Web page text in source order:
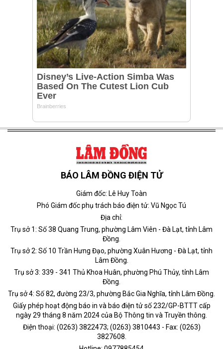
BÁO LÂM ĐỒNG ĐIỆN TỬ
Giám đốc: Lê Huy Toàn
Phó Giám đốc phụ trách báo điện tử: Vũ Ngọc Tú
Địa chỉ:
Trụ sở 1: Số 38 Quang Trung, phường Lâm Viên - Đà Lạt, tỉnh Lâm
Đồng.
Trụ sở 2: Số 10 Trần Hưng Đạo, phường Xuân Hương - Đà Lạt, tỉnh
Lâm Đồng.
Trụ sở 3: 339 - 341 Thủ Khoa Huân, phường Phú Thủy, tỉnh Lâm
Đồng.
Trụ sở 4: Số 82, đường 23/3, phường Bắc Gia Nghĩa, tỉnh Lâm Đồng.
Giấy phép hoạt động báo in và báo điện tử số 232/GP-BTTT cấp
ngày 29 tháng 8 năm 2024 của Bộ Thông tin và Truyền thông.
Điện thoại: (0263) 3822473; (0263) 3810443 - Fax: (0263)
3827608.